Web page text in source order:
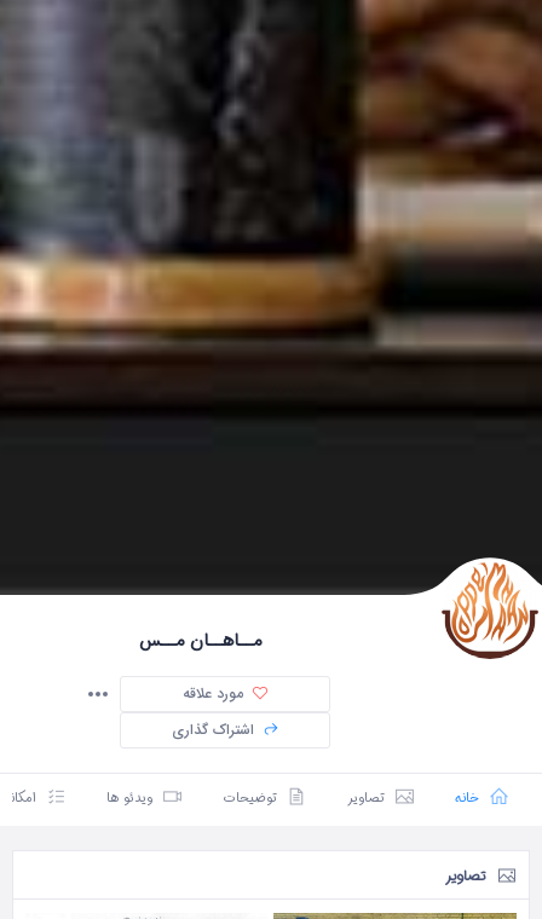
مــاهــان مــس
مورد علاقه
اشتراک گذاری
خانه تصاویر توضیحات ویدئو ها
تصاویر